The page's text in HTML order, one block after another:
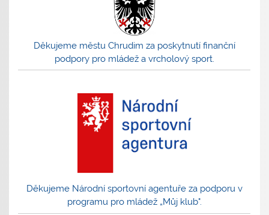
Děkujeme městu Chrudim za poskytnutí finanční
podpory pro mládež a vrcholový sport.
Děkujeme Národní sportovní agentuře za podporu v
programu pro mládež „Můj klub".